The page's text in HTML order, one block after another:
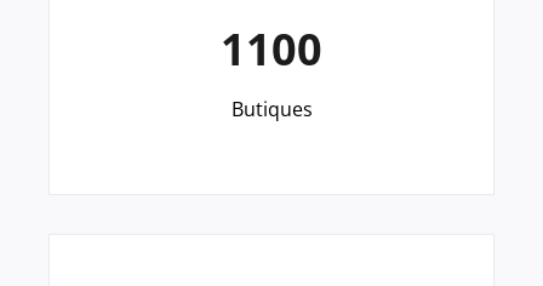
1100
Butiques